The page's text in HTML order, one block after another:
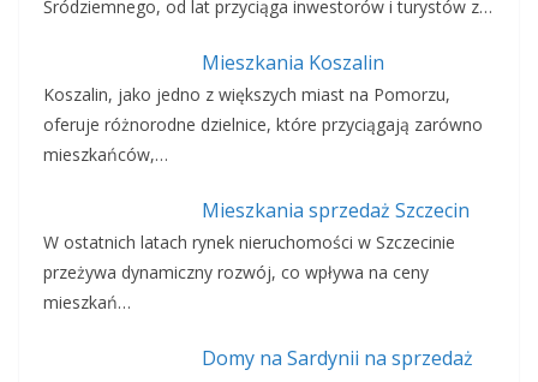
Śródziemnego, od lat przyciąga inwestorów i turystów z…
Mieszkania Koszalin
Koszalin, jako jedno z większych miast na Pomorzu,
oferuje różnorodne dzielnice, które przyciągają zarówno
mieszkańców,…
Mieszkania sprzedaż Szczecin
W ostatnich latach rynek nieruchomości w Szczecinie
przeżywa dynamiczny rozwój, co wpływa na ceny
mieszkań…
Domy na Sardynii na sprzedaż